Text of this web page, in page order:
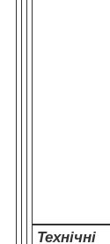
Технічні